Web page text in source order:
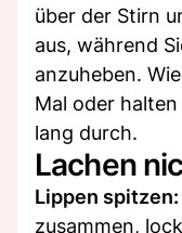
über der Stirn
aus, während
anzuheben.
Mal oder
lang durch.
Lachen
Lippen spitzen:
zusammen,